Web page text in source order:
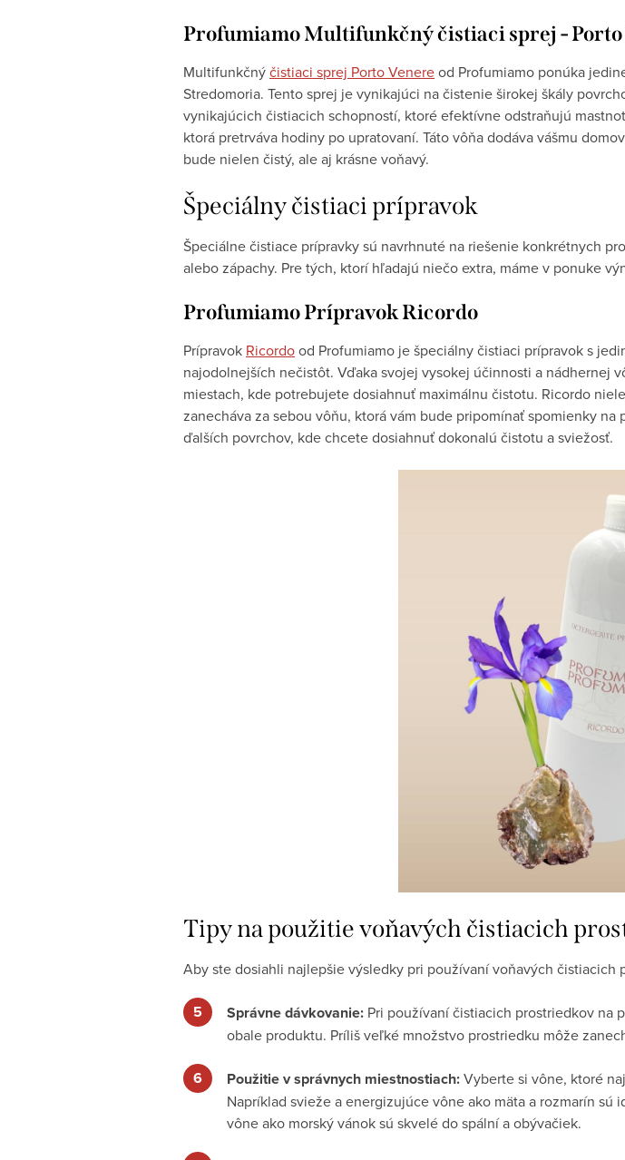
Profumiamo Multifunkčný čistiaci sprej - Porto
Multifunkčnýčistiaci sprej Porto Venereod Profumiamo ponúka
Stredomoria. Tento sprej je vynikajúci na čistenie širokej škály
vynikajúcich čistiacich schopností, ktoré efektívne odstraňujú
ktorá pretrváva hodiny po upratovaní. Táto vôňa dodáva vášmu
bude nielen čistý, ale aj krásne voňavý.
Špeciálny čistiaci prípravok
Špeciálne čistiace prípravky sú navrhnuté na riešenie konkrétnych
alebo zápachy. Pre tých, ktorí hľadajú niečo extra, máme v ponuke
Profumiamo Prípravok Ricordo
Prípravok Ricordood Profumiamo je špeciálny čistiaci prípravok s
najodolnejších nečistôt. Vďaka svojej vysokej účinnosti a nádhernej
miestach, kde potrebujete dosiahnuť maximálnu čistotu. Ricordo
zanecháva za sebou vôňu, ktorá vám bude pripomínať spomienky
ďalších povrchov, kde chcete dosiahnuť dokonalú čistotu a sviežosť.
Tipy na použitie voňavých čistiacich
Aby ste dosiahli najlepšie výsledky pri používaní voňavých čistiacich
Správne dávkovanie: Pri používaní čistiacich prostriedkov na
obale produktu. Príliš veľké množstvo prostriedku môže
Použitie v správnych miestnostiach:Vyberte si vône, ktoré
Napríklad svieže a energizujúce vône ako mäta a rozmarín
vône ako morský vánok sú skvelé do spální a obývačiek.